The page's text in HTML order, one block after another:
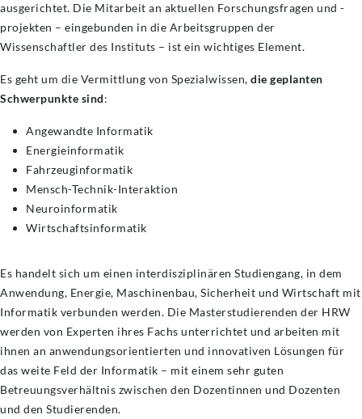
ausgerichtet. Die Mitarbeit an aktuellen Forschungsfragen und -
projekten – eingebunden in die Arbeitsgruppen der
Wissenschaftler des Instituts – ist ein wichtiges Element.
Es geht um die Vermittlung von Spezialwissen, die geplanten
Schwerpunkte sind:
Angewandte Informatik
Energieinformatik
Fahrzeuginformatik
Mensch-Technik-Interaktion
Neuroinformatik
Wirtschaftsinformatik
Es handelt sich um einen interdisziplinären Studiengang, in dem
Anwendung, Energie, Maschinenbau, Sicherheit und Wirtschaft mit
Informatik verbunden werden. Die Masterstudierenden der HRW
werden von Experten ihres Fachs unterrichtet und arbeiten mit
ihnen an anwendungsorientierten und innovativen Lösungen für
das weite Feld der Informatik – mit einem sehr guten
Betreuungsverhältnis zwischen den Dozentinnen und Dozenten
und den Studierenden.